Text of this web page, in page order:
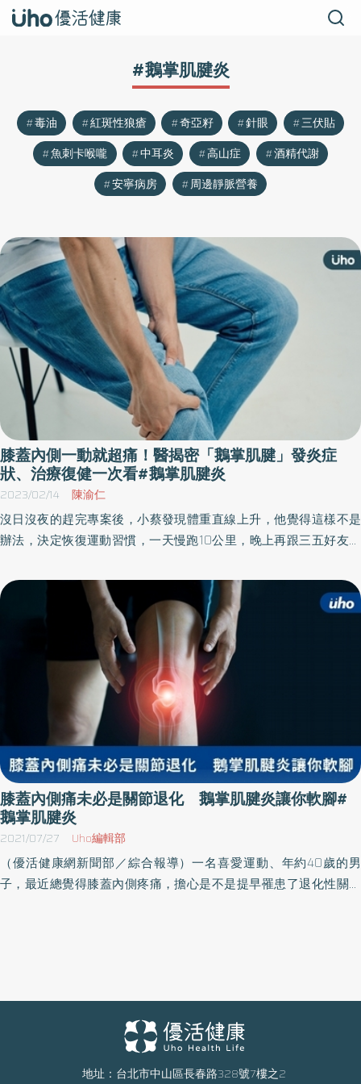
#鵝掌肌腱炎
毒油 紅斑性狼瘡 奇亞籽 針眼
三伏貼
魚刺卡喉嚨
中耳炎 高山症
酒精代謝
安寧病房
周邊靜脈營養
膝蓋內側一動就超痛！醫揭密「鵝掌肌腱」發炎症
狀、治療復健一次看#鵝掌肌腱炎
2023/02/14 陳渝仁
沒日沒夜的趕完專案後，小蔡發現體重直線上升，他覺得這樣不是
辦法，決定恢復運動習慣，一天慢跑10公里，晚上再跟三五好友打
內側疼痛，輕輕按壓更是劇烈疼痛。
膝蓋內側痛未必是關節退化 鵝掌肌腱炎讓你軟腳#
鵝掌肌腱炎
2021/07/27 Uho編輯部
（優活健康網新聞部／綜合報導）一名喜愛運動、年約40歲的男
子，最近總覺得膝蓋內側疼痛，擔心是不是提早罹患了退化性關節
肌腱炎常見於路跑選手及自行車車友，因為膝關節彎屈次數過多加
上小腿向內旋轉次數過多，這兩種因素會導致鵝足肌腱過度使用，
促使鵝掌肌腱下的滑囊發炎。部分患者睡覺平躺膝蓋伸直也會痛蘇
地址：台北市中山區長春路328號7樓之2